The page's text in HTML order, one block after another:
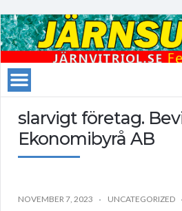
slarvigt företag.
Ekonomibyrå AB
NOVEMBER 7, 2023 UNCATEGORIZED